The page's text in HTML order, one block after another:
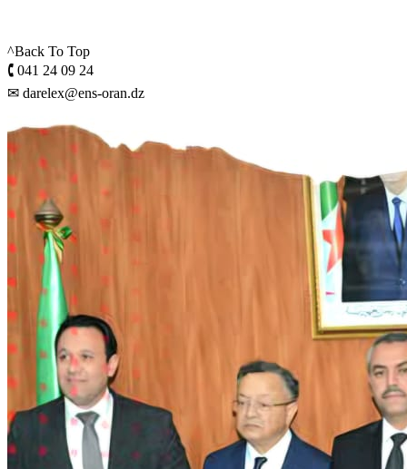
^Back To Top
🕻 041 24 09 24
✉ darelex@ens-oran.dz